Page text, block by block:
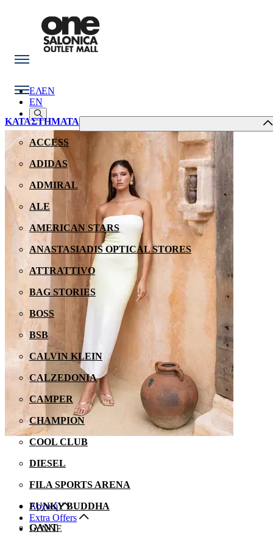
EN
ΚΑΤΑΣΤΗΜΑΤΑ
ACCESS
ADIDAS
ADMIRAL
ALE
AMERICAN STARS
ANASTASIADIS OPTICAL STORES
ATTRATTIVO
BAG STORIES
BOSS
BSB
CALVIN KLEIN
CALZEDONIA
CAMPER
CHAMPION
COOL CLUB
DIESEL
FILA SPORTS ARENA
FUNKY BUDDHA
GANT
ΕΛ
EN
Αρχική
Extra Offers
LYNNE